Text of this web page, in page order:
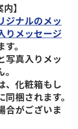
】
ジナルのメッ
りメッセージ
。
写真入りメッ
、化粧箱もし
梱されます。
合がございま